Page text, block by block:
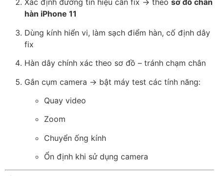
Xác định đường tín hiệu cần fix → theo sơ đồ chân
hàn iPhone 11
Dùng kính hiển vi, làm sạch điểm hàn, cố định dây
fix
Hàn dây chính xác theo sơ đồ – tránh chạm chân
Gắn cụm camera → bật máy test các tính năng:
Quay video
Zoom
Chuyển ống kính
Ổn định khi sử dụng camera